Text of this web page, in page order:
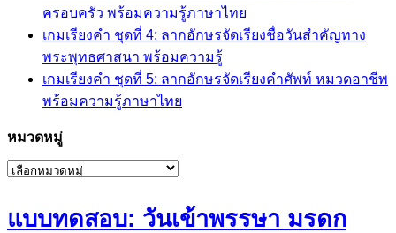
ครอบครัว พร้อมความรู้ภาษาไทย
เกมเรียงคำ ชุดที่ 4: ลากอักษรจัดเรียงชื่อวันสำคัญทาง
พระพุทธศาสนา พร้อมความรู้
เกมเรียงคำ ชุดที่ 5: ลากอักษรจัดเรียงคำศัพท์ หมวดอาชีพ
พร้อมความรู้ภาษาไทย
หมวดหมู่
หมวด
แบบทดสอบ: วันเข้าพรรษา มรดก